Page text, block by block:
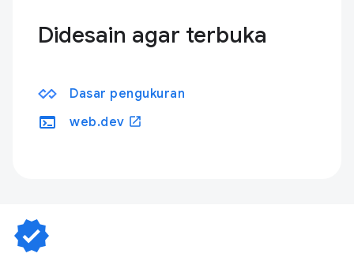
Didesain agar terbuka
Dasar pengukuran
terminal web.dev open_in_new
verified